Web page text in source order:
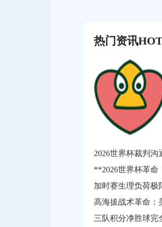
热门资讯
高海拔战术革命：
三队积分净胜球完